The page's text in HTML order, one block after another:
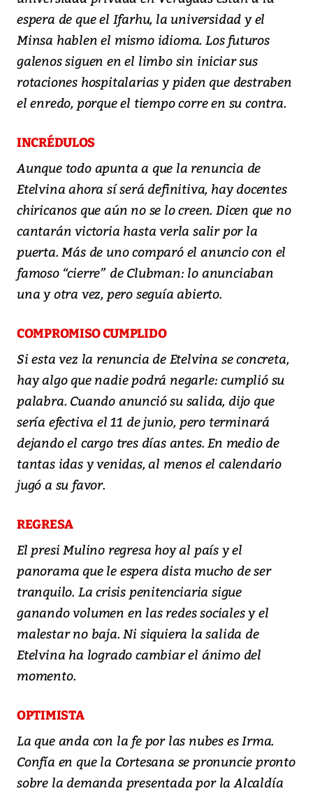
espera de que el Ifarhu, la universidad y el
Minsa hablen el mismo idioma. Los futuros
galenos siguen en el limbo sin iniciar sus
rotaciones hospitalarias y piden que destraben
el enredo, porque el tiempo corre en su contra.
INCRÉDULOS
Aunque todo apunta a que la renuncia de
Etelvina ahora sí será definitiva, hay docentes
chiricanos que aún no se lo creen. Dicen que no
cantarán victoria hasta verla salir por la
puerta. Más de uno comparó el anuncio con el
famoso “cierre” de Clubman: lo anunciaban
una y otra vez, pero seguía abierto.
COMPROMISO CUMPLIDO
Si esta vez la renuncia de Etelvina se concreta,
hay algo que nadie podrá negarle: cumplió su
palabra. Cuando anunció su salida, dijo que
sería efectiva el 11 de junio, pero terminará
dejando el cargo tres días antes. En medio de
tantas idas y venidas, al menos el calendario
jugó a su favor.
REGRESA
El presi Mulino regresa hoy al país y el
panorama que le espera dista mucho de ser
tranquilo. La crisis penitenciaria sigue
ganando volumen en las redes sociales y el
malestar no baja. Ni siquiera la salida de
Etelvina ha logrado cambiar el ánimo del
momento.
OPTIMISTA
La que anda con la fe por las nubes es Irma.
Confía en que la Cortesana se pronuncie pronto
sobre la demanda presentada por la Alcaldía